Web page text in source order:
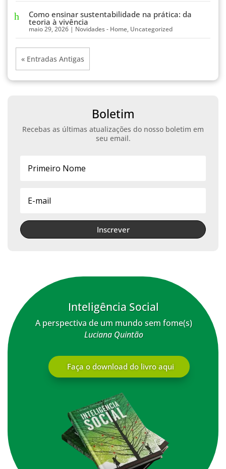
Como ensinar sustentabilidade na prática: da
teoria à vivência
maio 29, 2026 | Novidades - Home, Uncategorized
« Entradas Antigas
Boletim
Recebas as últimas atualizações do nosso boletim em
seu email.
Inscrever
Inteligência Social
A perspectiva de um mundo sem fome(s)
Luciana Quintão
Faça o download do livro aqui